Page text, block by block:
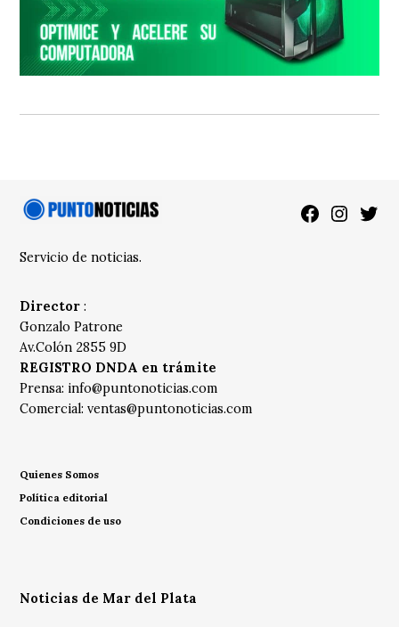
Facebook
Servicio de noticias.
Director :
Gonzalo Patrone
Av.Colón 2855 9D
REGISTRO DNDA en trámite
Prensa: info@puntonoticias.com
Comercial:ventas@puntonoticias.com
Quienes Somos
Política editorial
Condiciones de uso
Noticias de Mar del Plata